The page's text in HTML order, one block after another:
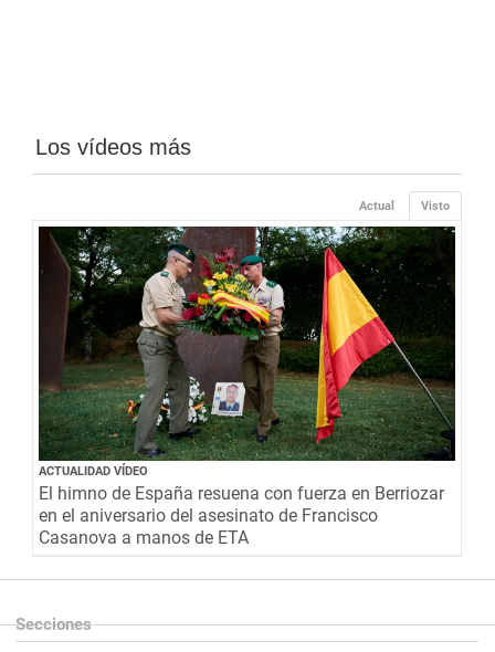
Los vídeos más
Visto
Actual
ACTUALIDAD VÍDEO
El himno de España resuena con fuerza en Berriozar
en el aniversario del asesinato de Francisco
Casanova a manos de ETA
Secciones